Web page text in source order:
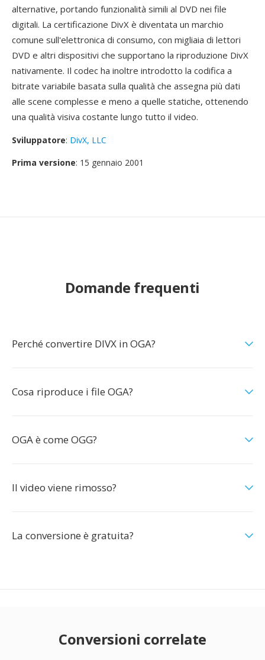
alternative, portando funzionalità simili al DVD nei file
digitali. La certificazione DivX è diventata un marchio
comune sull'elettronica di consumo, con migliaia di lettori
DVD e altri dispositivi che supportano la riproduzione DivX
nativamente. Il codec ha inoltre introdotto la codifica a
bitrate variabile basata sulla qualità che assegna più dati
alle scene complesse e meno a quelle statiche, ottenendo
una qualità visiva costante lungo tutto il video.
Sviluppatore: DivX, LLC
Prima versione: 15 gennaio 2001
Domande frequenti
Perché convertire DIVX in OGA?
Cosa riproduce i file OGA?
OGA è come OGG?
Il video viene rimosso?
La conversione è gratuita?
Conversioni correlate